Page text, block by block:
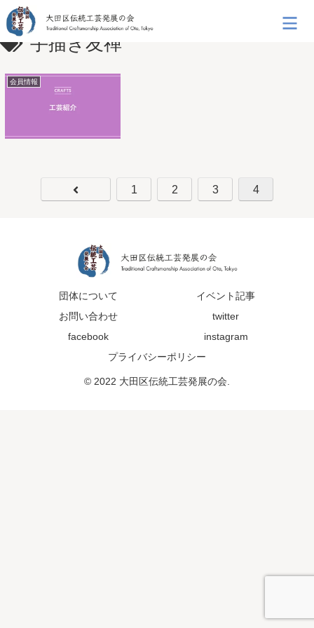
手描き友禅
会員情報
1 2 3 4
団体について
イベント記事
お問い合わせ
twitter
facebook
instagram
プライバシーポリシー
© 2022 大田区伝統工芸発展の会.